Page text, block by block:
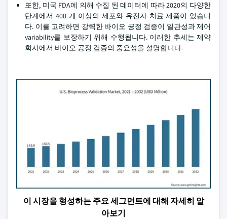
또한, 미국 FDA에 의해 수집 된 데이터에 따라 2020의 다양한
단계에서 400 개 이상의 세포와 유전자 치료 제품이 있습니
다. 이를 고려하면 강력한 바이오 공정 검증이 일관성과 제어
variability를 보장하기 위해 수행됩니다. 이러한 추세는 제약
회사에서 바이오 공정 검증의 중요성을 설명합니다.
이 시장을 형성하는 주요 세그먼트에 대해 자세히 알
아보기